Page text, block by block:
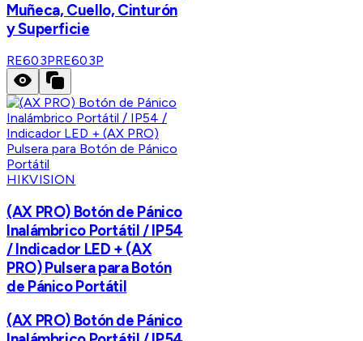
Muñeca, Cuello, Cinturón
y Superficie
RE603PRE603P
HIKVISION
(AX PRO) Botón de Pánico
Inalámbrico Portátil / IP54
/ Indicador LED + (AX
PRO) Pulsera para Botón
de Pánico Portátil
(AX PRO) Botón de Pánico